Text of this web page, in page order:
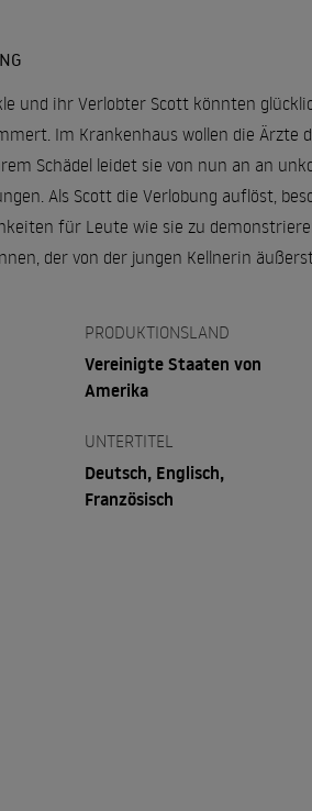
und ihr Verlobter Scott könnten
Im Krankenhaus wollen die
Schädel leidet sie von nun an an
Als Scott die Verlobung auflöst,
für Leute wie sie zu
der von der jungen Kellnerin
PRODUKTIONSLAND
Vereinigte Staaten von
Amerika
UNTERTITEL
Deutsch, Englisch,
Französisch